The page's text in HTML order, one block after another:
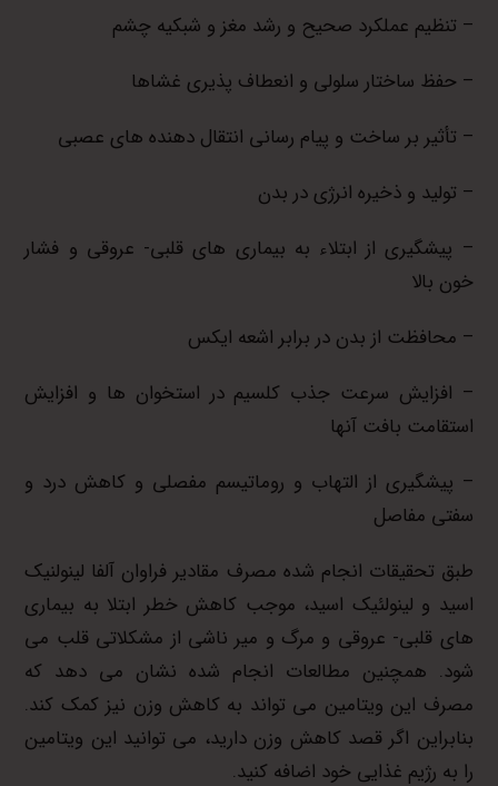
– تنظیم عملکرد صحیح و رشد مغز و شبکیه چشم
– حفظ ساختار سلولی و انعطاف پذیری غشاها
– تأثیر بر ساخت و پیام رسانی انتقال دهنده های عصبی
– تولید و ذخیره انرژی در بدن
– پیشگیری از ابتلاء به بیماری های قلبی- عروقی و فشار
خون بالا
– محافظت از بدن در برابر اشعه ایکس
– افزایش سرعت جذب کلسیم در استخوان ها و افزایش
استقامت بافت آنها
– پیشگیری از التهاب و روماتیسم مفصلی و کاهش درد و
سفتی مفاصل
طبق تحقیقات انجام شده مصرف مقادیر فراوان آلفا لینولنیک
اسید و لینولئیک اسید، موجب کاهش خطر ابتلا به بیماری
های قلبی- عروقی و مرگ و میر ناشی از مشکلاتی قلب می
شود. همچنین مطالعات انجام شده نشان می دهد که
مصرف این ویتامین می تواند به کاهش وزن نیز کمک کند.
بنابراین اگر قصد کاهش وزن دارید، می توانید این ویتامین
را به رژیم غذایی خود اضافه کنید.